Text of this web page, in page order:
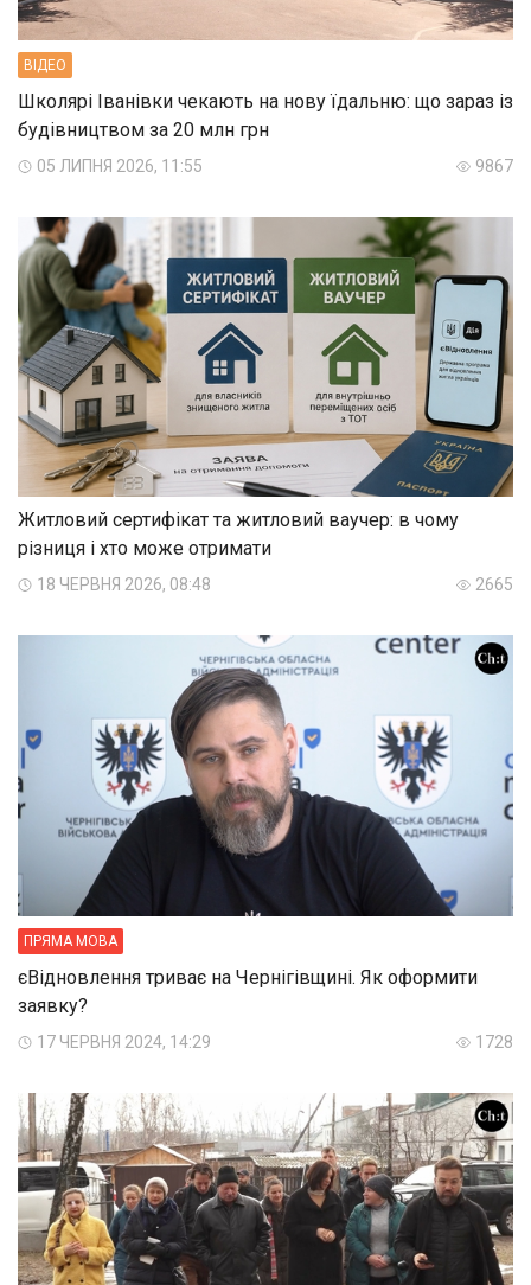
ВIДЕО
Школярі Іванівки чекають на нову їдальню: що зараз із
будівництвом за 20 млн грн
05 ЛИПНЯ 2026, 11:55 9867
Житловий сертифікат та житловий ваучер: в чому
різниця і хто може отримати
18 ЧЕРВНЯ 2026, 08:48 2665
ПРЯМА МОВА
єВідновлення триває на Чернігівщині. Як оформити
заявку?
17 ЧЕРВНЯ 2024, 14:29 1728